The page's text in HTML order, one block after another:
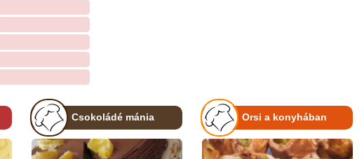
Csokoládé mánia Orsi a konyhában